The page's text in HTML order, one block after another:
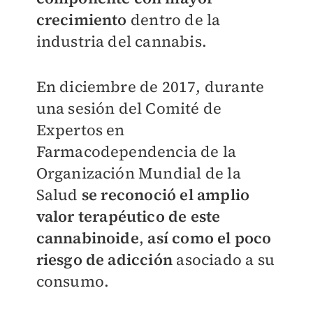
crecimiento dentro de la
industria del cannabis.
En diciembre de 2017, durante
una sesión del Comité de
Expertos en
Farmacodependencia de la
Organización Mundial de la
Salud se reconoció el amplio
valor terapéutico de este
cannabinoide, así como el poco
riesgo de adicción asociado a su
consumo.